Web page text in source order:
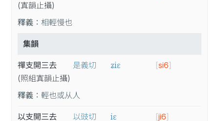
(寘韻止攝)
釋義： 相輕慢也
集韻
禪支開三去
(照組寘韻止攝)
是義切 ʑiɛ [si6]
釋義： 輕也或从人
以支開三去
以豉切 iɛ [ji6]